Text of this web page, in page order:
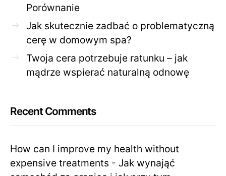
Porównanie
Jak skutecznie zadbać o problematyczną
cerę w domowym spa?
Twoja cera potrzebuje ratunku – jak
mądrze wspierać naturalną odnowę
Recent Comments
How can I improve my health without
expensive treatments - Jak wynająć